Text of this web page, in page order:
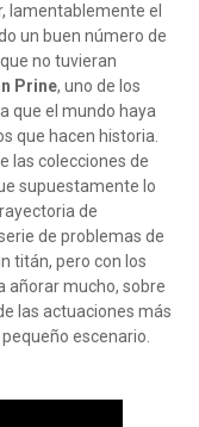
lamentablemente el
un buen número de
no tuvieran
Prine, uno de los
que el mundo haya
que hacen historia.
las colecciones de
supuestamente lo
de
de problemas de
titán, pero con los
añorar mucho, sobre
las actuaciones más
escenario.